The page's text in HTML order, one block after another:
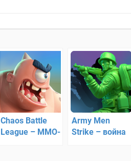
Chaos Battle
League – MMO-
Army Men
Strike – война